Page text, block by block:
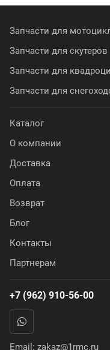
Запчасти для
Запчасти для скутеров
Запчасти для
Запчасти для
Каталог
О компании
Доставка
Оплата
Возврат
Блог
Контакты
Партнерам
+7 (962) 910-56-00
Email: zakaz@1rmc.ru